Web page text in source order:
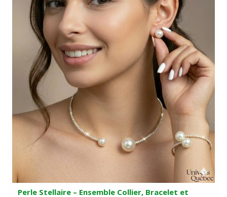
Perle Stellaire – Ensemble Collier, Bracelet et